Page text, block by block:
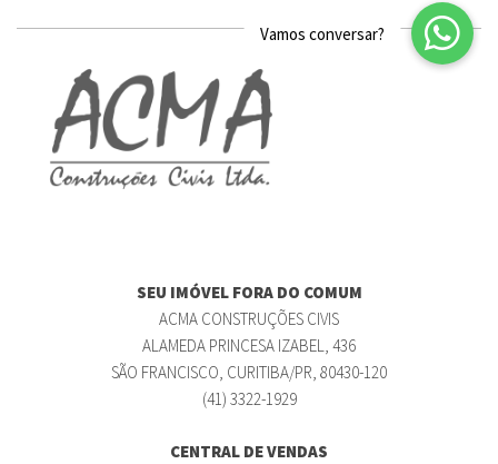
SEU IMÓVEL FORA DO COMUM
ACMA CONSTRUÇÕES CIVIS
ALAMEDA PRINCESA IZABEL, 436
SÃO FRANCISCO, CURITIBA/PR, 80430-120
(41) 3322-1929
CENTRAL DE VENDAS